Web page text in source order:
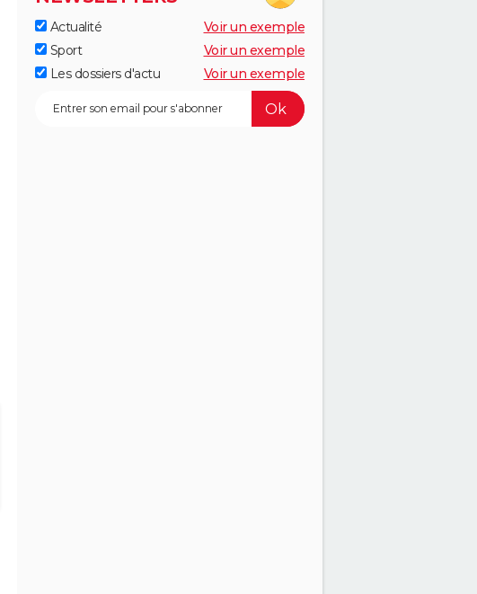
Actualité
Voir un exemple
Sport
Voir un exemple
Les dossiers d'actu
Voir un exemple